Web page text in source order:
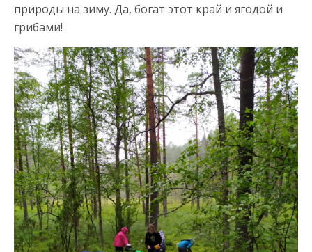
природы на зиму. Да, богат этот край и ягодой и
грибами!